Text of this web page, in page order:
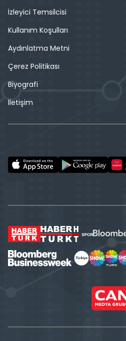
İzleyici Temsilcisi
Kullanım Koşulları
Aydınlatma Metni
Çerez Politikası
Biyografi
İletişim